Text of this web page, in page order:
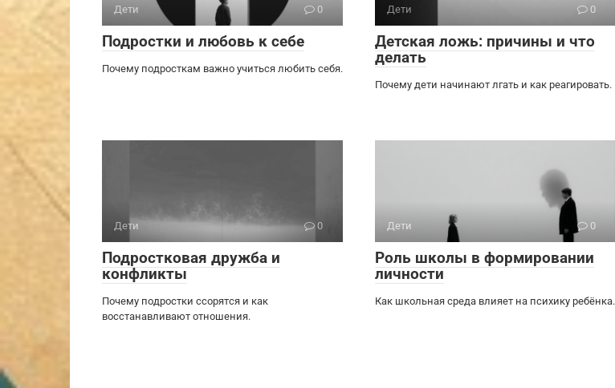
Дети 0
Подростки и любовь к себе
Почему подросткам важно учиться любить себя.
Дети 0
Детская ложь: причины и что
делать
Почему дети начинают лгать и как реагировать.
Дети 0
Подростковая дружба и
конфликты
Почему подростки ссорятся и как
восстанавливают отношения.
Дети 0
Роль школы в формировании
личности
Как школьная среда влияет на психику ребёнка.